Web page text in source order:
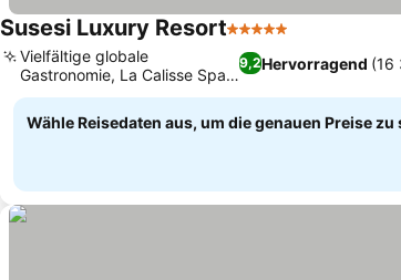
Susesi Luxury Resort5 Sterne
9,2Hervorragend (16
Vielfältige globale
Gastronomie, La Calisse Spa
Wellness-Oase
Wähle Reisedaten aus, um die genauen Preise zu